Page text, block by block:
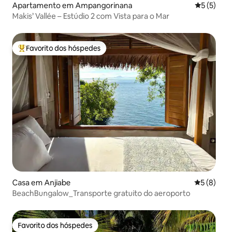
Apartamento em Ampangorinana
5 (5)
Makis’ Vallée – Estúdio 2 com Vista para o Mar
Favoritos dos hóspedes mais apreciados
Favorito dos hóspedes
Casa em Anjiabe
5 (8)
BeachBungalow_Transporte gratuito do aeroporto
Favorito dos hóspedes
Favorito dos hóspedes